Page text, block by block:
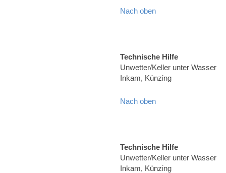
Nach oben
Technische Hilfe
Unwetter/Keller unter Wasser
Inkam, Künzing
Nach oben
Technische Hilfe
Unwetter/Keller unter Wasser
Inkam, Künzing